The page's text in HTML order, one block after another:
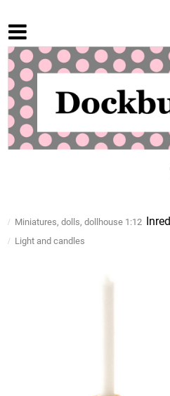
Miniatures, dolls, dollhouse 1:12
Light and candles